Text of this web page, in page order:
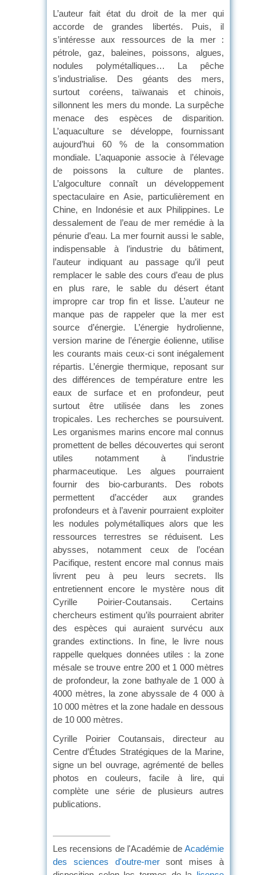
L’auteur fait état du droit de la mer qui
accorde de grandes libertés. Puis, il
s’intéresse aux ressources de la mer :
pétrole, gaz, baleines, poissons, algues,
nodules polymétalliques… La pêche
s’industrialise. Des géants des mers,
surtout coréens, taïwanais et chinois,
sillonnent les mers du monde. La surpêche
menace des espèces de disparition.
L’aquaculture se développe, fournissant
aujourd’hui 60 % de la consommation
mondiale. L’aquaponie associe à l’élevage
de poissons la culture de plantes.
L’algoculture connaît un développement
spectaculaire en Asie, particulièrement en
Chine, en Indonésie et aux Philippines. Le
dessalement de l’eau de mer remédie à la
pénurie d’eau. La mer fournit aussi le sable,
indispensable à l’industrie du bâtiment,
l’auteur indiquant au passage qu’il peut
remplacer le sable des cours d’eau de plus
en plus rare, le sable du désert étant
impropre car trop fin et lisse. L’auteur ne
manque pas de rappeler que la mer est
source d’énergie. L’énergie hydrolienne,
version marine de l’énergie éolienne, utilise
les courants mais ceux-ci sont inégalement
répartis. L’énergie thermique, reposant sur
des différences de température entre les
eaux de surface et en profondeur, peut
surtout être utilisée dans les zones
tropicales. Les recherches se poursuivent.
Les organismes marins encore mal connus
promettent de belles découvertes qui seront
utiles notamment à l’industrie
pharmaceutique. Les algues pourraient
fournir des bio-carburants. Des robots
permettent d’accéder aux grandes
profondeurs et à l’avenir pourraient exploiter
les nodules polymétalliques alors que les
ressources terrestres se réduisent. Les
abysses, notamment ceux de l’océan
Pacifique, restent encore mal connus mais
livrent peu à peu leurs secrets. Ils
entretiennent encore le mystère nous dit
Cyrille Poirier-Coutansais. Certains
chercheurs estiment qu’ils pourraient abriter
des espèces qui auraient survécu aux
grandes extinctions. In fine, le livre nous
rappelle quelques données utiles : la zone
mésale se trouve entre 200 et 1 000 mètres
de profondeur, la zone bathyale de 1 000 à
4000 mètres, la zone abyssale de 4 000 à
10 000 mètres et la zone hadale en dessous
de 10 000 mètres.
Cyrille Poirier Coutansais, directeur au
Centre d’Études Stratégiques de la Marine,
signe un bel ouvrage, agrémenté de belles
photos en couleurs, facile à lire, qui
complète une série de plusieurs autres
publications.
Les recensions de l'Académie de Académie
des sciences d'outre-mersont mises à